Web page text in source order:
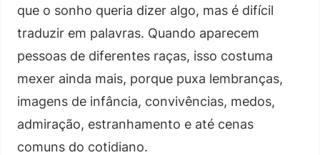
que o sonho queria dizer algo, mas é difícil
traduzir em palavras. Quando aparecem
pessoas de diferentes raças, isso costuma
mexer ainda mais, porque puxa lembranças,
imagens de infância, convivências, medos,
admiração, estranhamento e até cenas
comuns do cotidiano.